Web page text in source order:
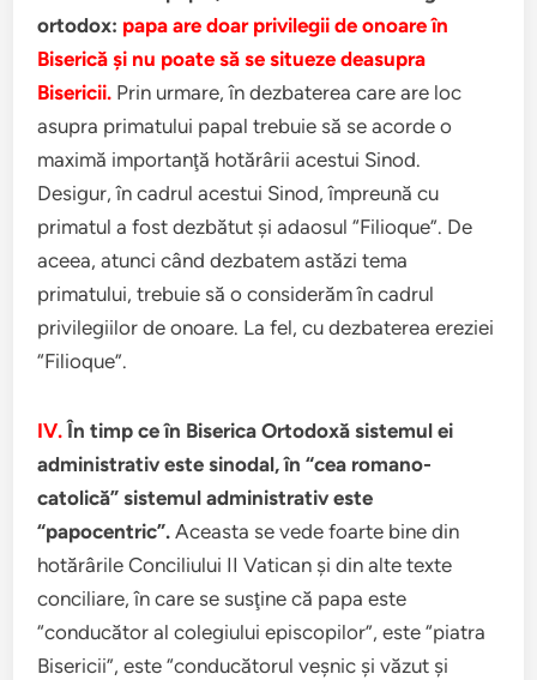
ortodox: papa are doar privilegii de onoare în
Biserică şi nu poate să se situeze deasupra
Bisericii. Prin urmare, în dezbaterea care are loc
asupra primatului papal trebuie să se acorde o
maximă importanţă hotărârii acestui Sinod.
Desigur, în cadrul acestui Sinod, împreună cu
primatul a fost dezbătut şi adaosul “Filioque”. De
aceea, atunci când dezbatem astăzi tema
primatului, trebuie să o considerăm în cadrul
privilegiilor de onoare. La fel, cu dezbaterea ereziei
“Filioque”.
IV. În timp ce în Biserica Ortodoxă sistemul ei
administrativ este sinodal, în “cea romano-
catolică” sistemul administrativ este
“papocentric”.Aceasta se vede foarte bine din
hotărârile Conciliului II Vatican şi din alte texte
conciliare, în care se susţine că papa este
“conducător al colegiului episcopilor”, este “piatra
Bisericii”, este “conducătorul veşnic şi văzut şi